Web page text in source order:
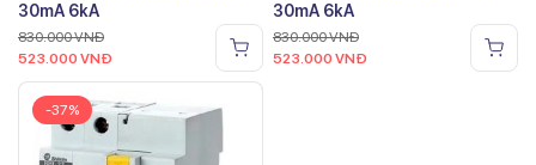
30mA 6kA
830.000VNĐ
523.000 VNĐ
30mA 6kA
830.000VNĐ
523.000 VNĐ
-37%